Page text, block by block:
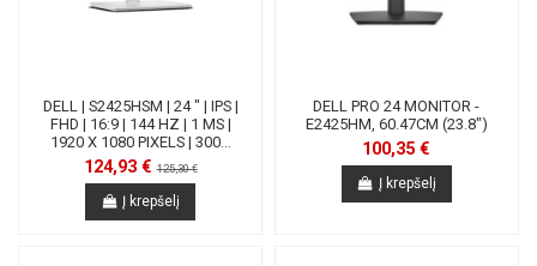
DELL | S2425HSM | 24 " | IPS |
FHD | 16:9 | 144 HZ | 1 MS |
1920 X 1080 PIXELS | 300...
124,93 €125,30 €
Į krepšelį
DELL PRO 24 MONITOR -
E2425HM, 60.47CM (23.8")
100,35 €
Į krepšelį